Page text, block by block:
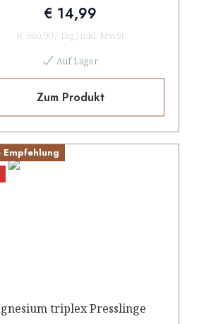
€ 14,99
(€ 960,90 / 1kg) inkl. MwSt
Auf Lager
Zum Produkt
Empfehlung
triplex Presslinge